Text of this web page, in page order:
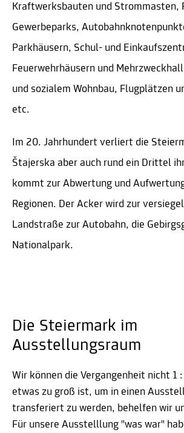
Kraftwerksbauten und Strommasten,
Gewerbeparks,
Parkhäusern, Schul- und
Feuerwehrhäusern und
und sozialem Wohnbau, Flugplätzen
etc.
Im 20. Jahrhundert verliert die
Štajerska aber auch rund ein Drittel
kommt zur Abwertung und
Regionen. Der Acker wird zur
Landstraße zur Autobahn, die
Nationalpark.
Die Steiermark im
Ausstellungsraum
Wir können die Vergangenheit nicht 1
etwas zu groß ist, um in einen
transferiert zu werden, behelfen wir
Für unsere Ausstelllung "was war"